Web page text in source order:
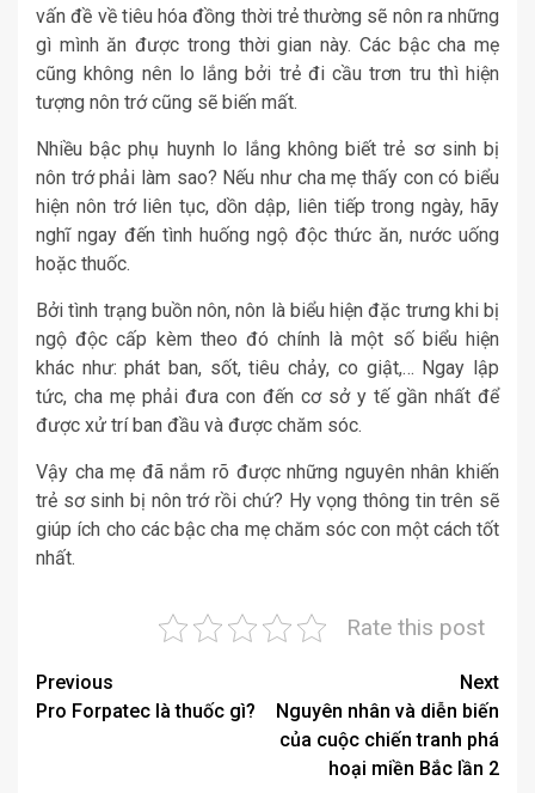
vấn đề về tiêu hóa đồng thời trẻ thường sẽ nôn ra những
gì mình ăn được trong thời gian này. Các bậc cha mẹ
cũng không nên lo lắng bởi trẻ đi cầu trơn tru thì hiện
tượng nôn trớ cũng sẽ biến mất.
Nhiều bậc phụ huynh lo lắng không biết trẻ sơ sinh bị
nôn trớ phải làm sao? Nếu như cha mẹ thấy con có biểu
hiện nôn trớ liên tục, dồn dập, liên tiếp trong ngày, hãy
nghĩ ngay đến tình huống ngộ độc thức ăn, nước uống
hoặc thuốc.
Bởi tình trạng buồn nôn, nôn là biểu hiện đặc trưng khi bị
ngộ độc cấp kèm theo đó chính là một số biểu hiện
khác như: phát ban, sốt, tiêu chảy, co giật,… Ngay lập
tức, cha mẹ phải đưa con đến cơ sở y tế gần nhất để
được xử trí ban đầu và được chăm sóc.
Vậy cha mẹ đã nắm rõ được những nguyên nhân khiến
trẻ sơ sinh bị nôn trớ rồi chứ? Hy vọng thông tin trên sẽ
giúp ích cho các bậc cha mẹ chăm sóc con một cách tốt
nhất.
Rate this post
Post
navigation
Previous
Pro Forpatec là thuốc gì?
Next
Nguyên nhân và diễn biến
của cuộc chiến tranh phá
hoại miền Bắc lần 2